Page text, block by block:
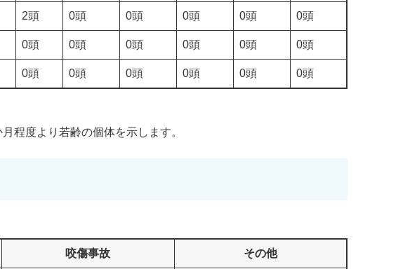
2頭 0頭 0頭 0頭 0頭 0頭
0頭 0頭 0頭 0頭 0頭 0頭
0頭 0頭 0頭 0頭 0頭 0頭
程度より若齢の個体を示します。
咬傷事故
その他